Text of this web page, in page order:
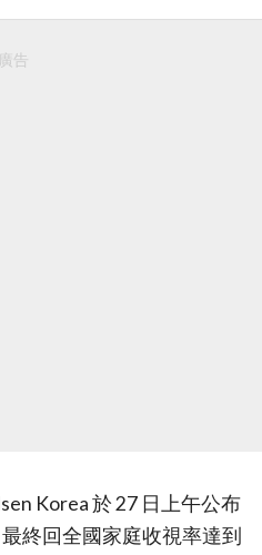
廣告
Korea 於 27 日上午公布
終回全國家庭收視率達到